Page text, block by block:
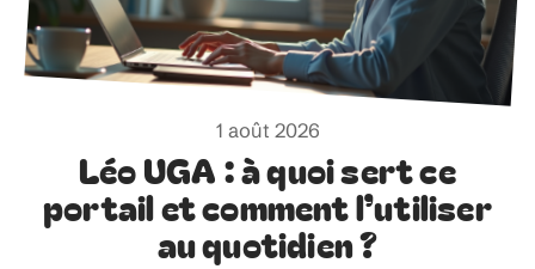
1 août 2026
Léo UGA : à quoi sert ce
portail et comment l’utiliser
au quotidien ?